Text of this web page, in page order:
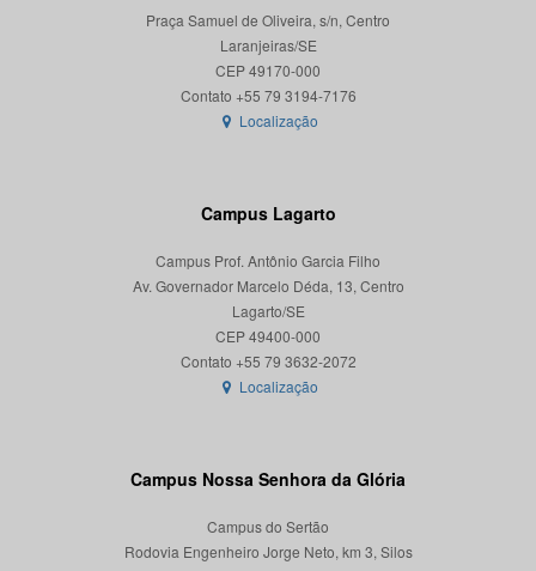
Praça Samuel de Oliveira, s/n, Centro
Laranjeiras/SE
CEP 49170-000
Localização
Campus Lagarto
Campus Prof. Antônio Garcia Filho
Av. Governador Marcelo Déda, 13, Centro
Lagarto/SE
CEP 49400-000
Localização
Campus Nossa Senhora da Glória
Campus do Sertão
Rodovia Engenheiro Jorge Neto, km 3, Silos